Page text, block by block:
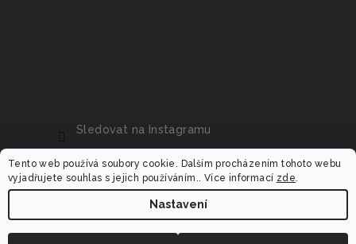
Tento web používá soubory cookie. Dalším procházením tohoto webu
vyjadřujete souhlas s jejich používáním.. Více informací zde.
Nastavení
Sledovat na Instagramu